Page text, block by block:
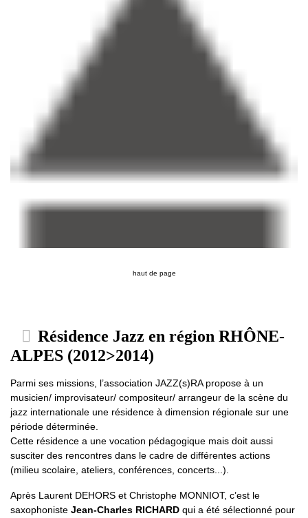
haut de page
Résidence Jazz en région RHÔNE-
ALPES (2012>2014)
Parmi ses missions, l’association JAZZ(s)RA propose à un
musicien/ improvisateur/ compositeur/ arrangeur de la scène du
jazz internationale une résidence à dimension régionale sur une
période déterminée.
Cette résidence a une vocation pédagogique mais doit aussi
susciter des rencontres dans le cadre de différentes actions
(milieu scolaire, ateliers, conférences, concerts...).
Après Laurent DEHORS et Christophe MONNIOT, c’est le
saxophoniste Jean-Charles RICHARD qui a été sélectionné pour